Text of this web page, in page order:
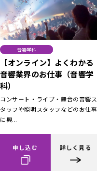
音響学科
【オンライン】よくわかる
音響業界のお仕事（音響学
科）
コンサート・ライブ・舞台の音響ス
タッフや照明スタッフなどのお仕事
に興...
申し込む 詳しく見る